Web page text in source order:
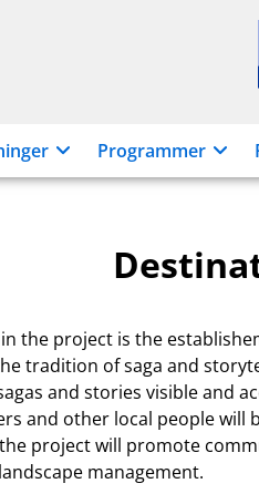
Programmer
the project is the
tradition of saga and
and stories visible and
and other local people will
project will promote
management.